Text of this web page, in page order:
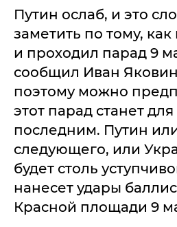
Путин ослаб, и это
заметить по тому,
и проходил парад 9
сообщил Иван
поэтому можно
этот парад станет
последним. Путин
следующего, или
будет столь
нанесет удары
Красной площади 9